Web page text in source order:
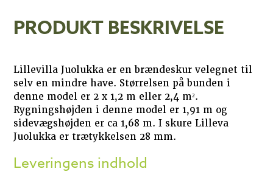
PRODUKT BESKRIVELSE
Lillevilla Juolukka er en brændeskur velegnet til
selv en mindre have. Størrelsen på bunden i
denne model er 2 x 1,2 m eller 2,4 m².
Rygningshøjden i denne model er 1,91 m og
sidevægshøjden er ca 1,68 m. I skure Lilleva
Juolukka er trætykkelsen 28 mm.
Leveringens indhold